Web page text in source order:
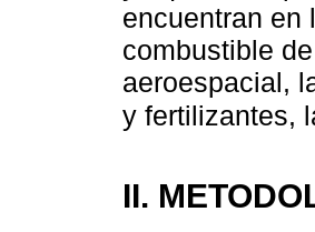
encuentran en
combustible
aeroespacial,
y fertilizantes,
II.